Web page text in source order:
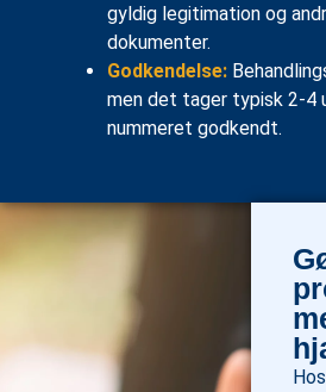
gyldig legitimation og
dokumenter.
Godkendelse:
men det tager typisk 2-4
nummeret godkendt.